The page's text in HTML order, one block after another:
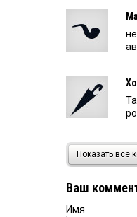
Показать все
Ваш
Имя